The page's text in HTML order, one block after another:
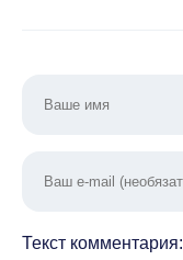
Текст комментария: